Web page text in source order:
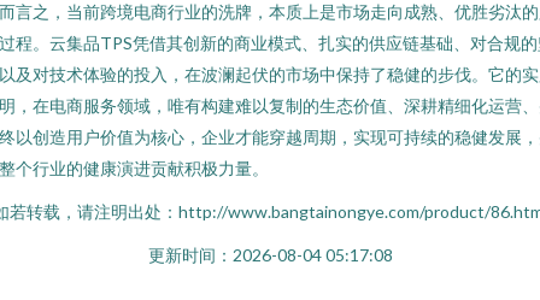
言之，当前跨境电商行业的洗牌，本质上是市场走向成熟、优胜劣汰
程。云集品TPS凭借其创新的商业模式、扎实的供应链基础、对合规
及对技术体验的投入，在波澜起伏的市场中保持了稳健的步伐。它的
，在电商服务领域，唯有构建难以复制的生态价值、深耕精细化运营
以创造用户价值为核心，企业才能穿越周期，实现可持续的稳健发展
个行业的健康演进贡献积极力量。
若转载，请注明出处：http://www.bangtainongye.com/product/
更新时间：2026-08-04 05:17:08